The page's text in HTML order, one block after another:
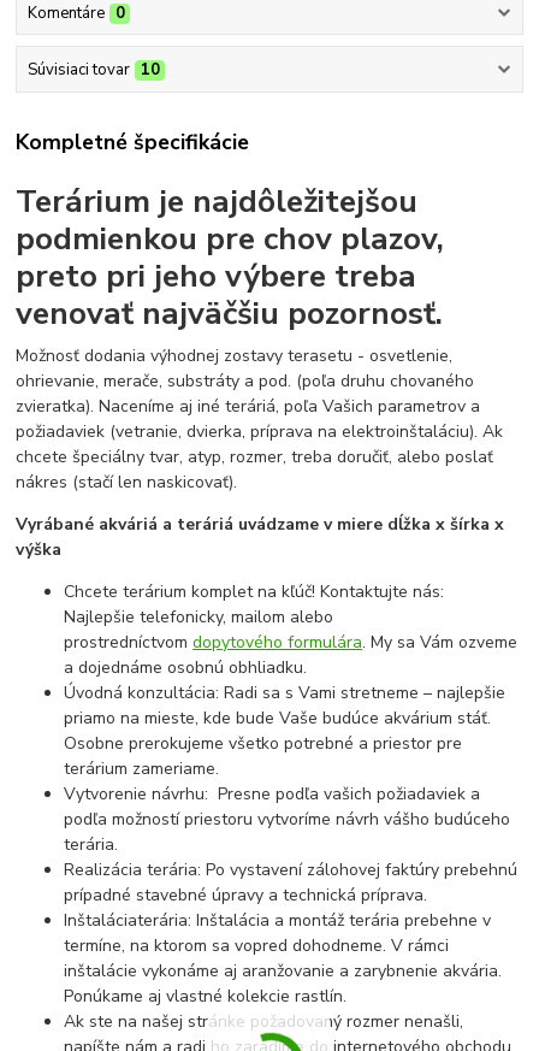
Komentáre 0
Súvisiaci tovar 10
Kompletné špecifikácie
Terárium je najdôležitejšou
podmienkou pre chov plazov,
preto pri jeho výbere treba
venovať najväčšiu pozornosť.
Možnosť dodania výhodnej zostavy terasetu - osvetlenie,
ohrievanie, merače, substráty a pod. (poľa druhu chovaného
zvieratka). Naceníme aj iné teráriá, poľa Vašich parametrov a
požiadaviek (vetranie, dvierka, príprava na elektroinštaláciu). Ak
chcete špeciálny tvar, atyp, rozmer, treba doručiť, alebo poslať
nákres (stačí len naskicovať).
Vyrábané akváriá a teráriá uvádzame v miere dĺžka x šírka x
výška
Chcete terárium komplet na kľúč! Kontaktujte nás:
Najlepšie telefonicky, mailom alebo
prostredníctvomdopytového formulára. My sa Vám ozveme
a dojednáme osobnú obhliadku.
Úvodná konzultácia: Radi sa s Vami stretneme – najlepšie
priamo na mieste, kde bude Vaše budúce akvárium stáť.
Osobne prerokujeme všetko potrebné a priestor pre
terárium zameriame.
Vytvorenie návrhu: Presne podľa vašich požiadaviek a
podľa možností priestoru vytvoríme návrh vášho budúceho
terária.
Realizácia terária: Po vystavení zálohovej faktúry prebehnú
prípadné stavebné úpravy a technická príprava.
Inštaláciaterária: Inštalácia a montáž terária prebehne v
termíne, na ktorom sa vopred dohodneme. V rámci
inštalácie vykonáme aj aranžovanie a zarybnenie akvária.
Ponúkame aj vlastné kolekcie rastlín.
Ak ste na našej stránke požadovaný rozmer nenašli,